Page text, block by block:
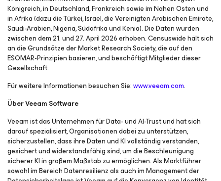
Königreich, in Deutschland, Frankreich sowie im Nahen Osten und
in Afrika (dazu die Türkei, Israel, die Vereinigten Arabischen Emirate,
Saudi-Arabien, Nigeria, Südafrika und Kenia). Die Daten wurden
zwischen dem 21. und 27. April 2026 erhoben. Censuswide hält sich
an die Grundsätze der Market Research Society, die auf den
ESOMAR-Prinzipien basieren, und beschäftigt Mitglieder dieser
Gesellschaft.
Für weitere Informationen besuchen Sie:www.veeam.com.
Über Veeam Software
Veeam ist das Unternehmen für Data- und AI-Trust und hat sich
darauf spezialisiert, Organisationen dabei zu unterstützen,
sicherzustellen, dass ihre Daten und KI vollständig verstanden,
gesichert und widerstandsfähig sind, um die Beschleunigung
sicherer KI in großem Maßstab zu ermöglichen. Als Marktführer
sowohl im Bereich Datenresilienz als auch im Management der